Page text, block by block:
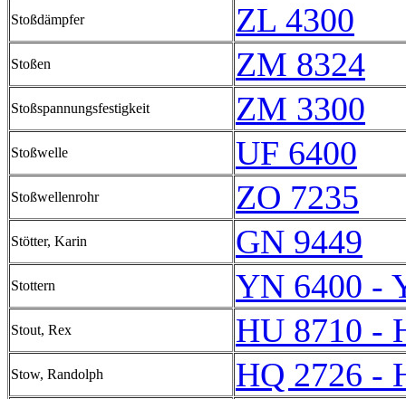
Stoßdämpfer ZL 4300
Stoßen ZM 8324
Stoßspannungsfestigkeit ZM 3300
Stoßwelle UF 6400
Stoßwellenrohr ZO 7235
Stötter, Karin GN 9449
Stottern YN 6400 -
Stout, Rex HU 8710 -
Stow, Randolph HQ 2726 -